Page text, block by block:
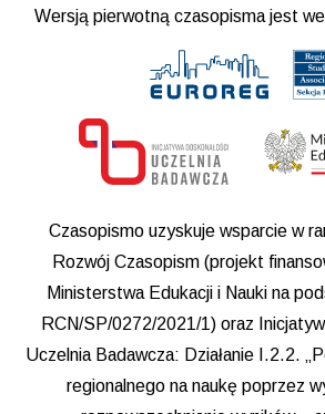
Wersją pierwotną czasopisma jest
Czasopismo uzyskuje wsparcie w
Rozwój Czasopism (projekt
Ministerstwa Edukacji i Nauki na
RCN/SP/0272/2021/1) oraz
Uczelnia Badawcza: Działanie I.2.2.
regionalnego na naukę poprzez